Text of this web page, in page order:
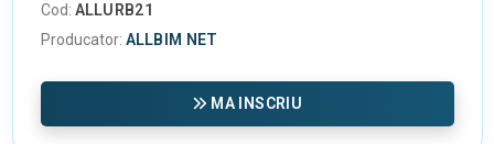
Cod: ALLURB21
Producator: ALLBIM NET
MA INSCRIU